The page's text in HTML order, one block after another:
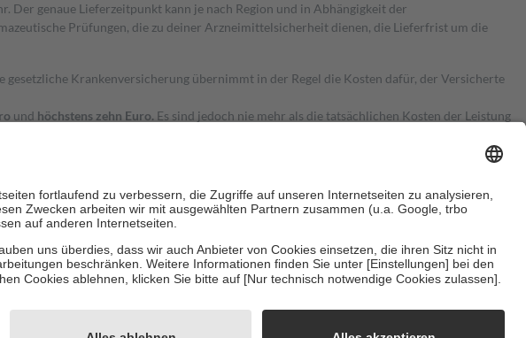
Der genaue Lieferzeitpunkt kann je nach Region und in Abhängigkeit der
Prüfungen, die zu deiner Arzneimittelsicherheit dienen, die Lieferfrist um die
Krankenversicherung übernimmt in der Regel die Kosten dafür, der Versicherte
und höchstens zehn Euro. Es sind jedoch nie mehr als die tatsächlichen Kosten der Leistung
fallenkeine Zuzahlungen an bei: